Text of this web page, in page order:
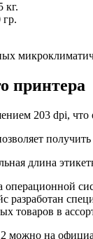
кг.
принтера
203 dpi,
длина
операционной
разработан
товаров в
можно на